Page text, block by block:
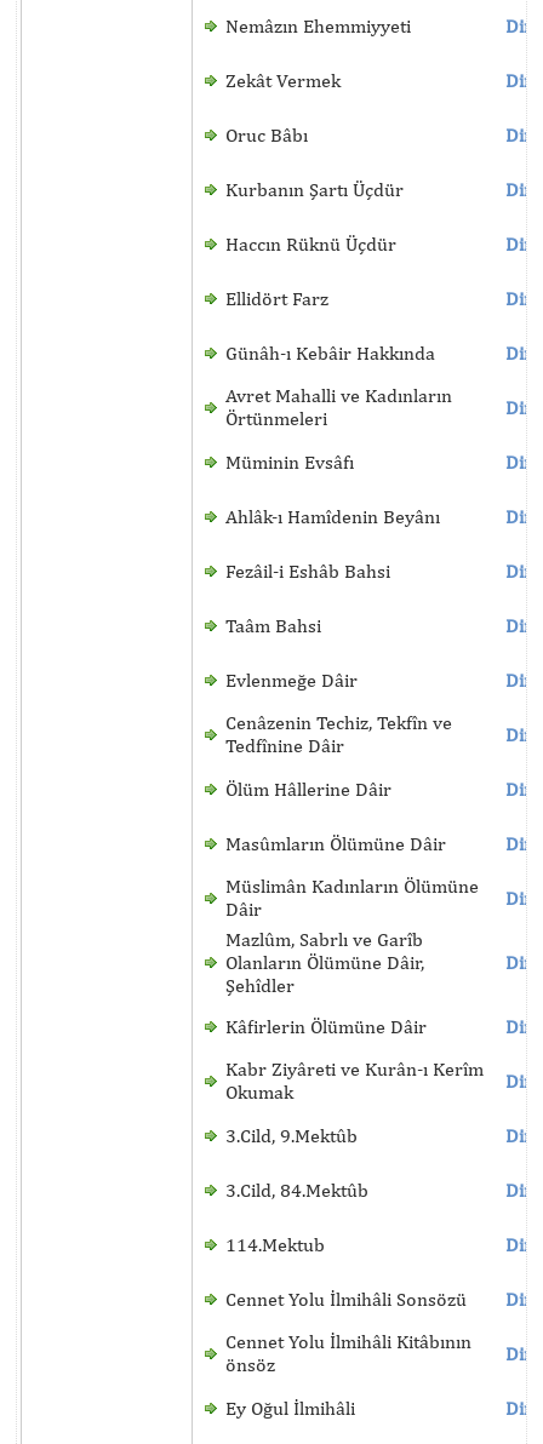
Nemâzın Ehemmiyyeti
Zekât Vermek
Oruc Bâbı
Kurbanın Şartı Üçdür
Haccın Rüknü Üçdür
Ellidört Farz
Günâh-ı Kebâir Hakkında
Avret Mahalli ve Kadınların
Örtünmeleri
Müminin Evsâfı
Ahlâk-ı Hamîdenin Beyânı
Fezâil-i Eshâb Bahsi
Taâm Bahsi
Evlenmeğe Dâir
Cenâzenin Techiz, Tekfîn ve
Tedfînine Dâir
Ölüm Hâllerine Dâir
Masûmların Ölümüne Dâir
Müslimân Kadınların Ölümüne
Dâir
Mazlûm, Sabrlı ve Garîb
Olanların Ölümüne Dâir,
Şehîdler
Kâfirlerin Ölümüne Dâir
Kabr Ziyâreti ve Kurân-ı Kerîm
Okumak
3.Cild, 9.Mektûb
3.Cild, 84.Mektûb
114.Mektub
Cennet Yolu İlmihâli Sonsözü
Cennet Yolu İlmihâli Kitâbının
önsöz
Ey Oğul İlmihâli